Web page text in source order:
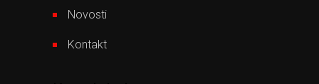
Novosti
Kontakt